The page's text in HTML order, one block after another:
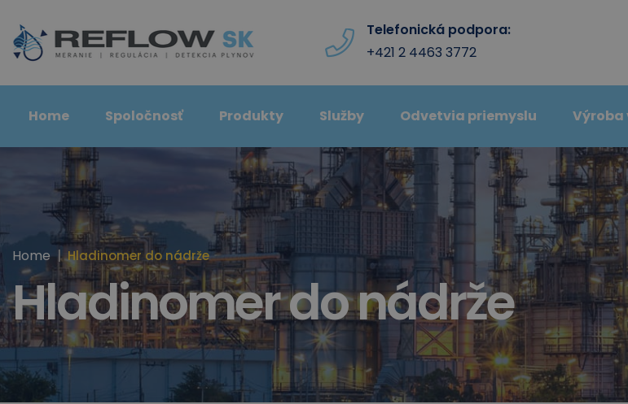
Telefonická podpora:
+421 2 4463 3772
Home Spoločnosť Produkty Služby Odvetvia priemyslu
Home Hladinomer do nádrže
Hladinomer do nádrže